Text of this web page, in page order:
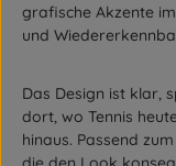
grafische Akzente
und
Das Design ist klar,
dort, wo Tennis
hinaus. Passend